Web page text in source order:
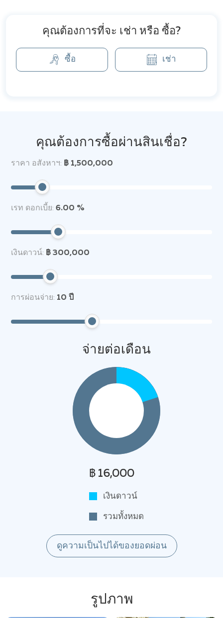
คุณต้องการที่จะ เช่า หรือ ซื้อ?
ซื้อ เช่า
คุณต้องการซื้อผ่านสินเชื่อ?
ราคา อสังหาฯ: ฿ 1,500,000
เรท ดอกเบี้ย: 6.00 %
เงินดาวน์: ฿ 300,000
การผ่อนจ่าย: 10 ปี
จ่ายต่อเดือน
฿ 16,000
เงินดาวน์
รวมทั้งหมด
ดูความเป็นไปได้ของยอดผ่อน
รูปภาพ